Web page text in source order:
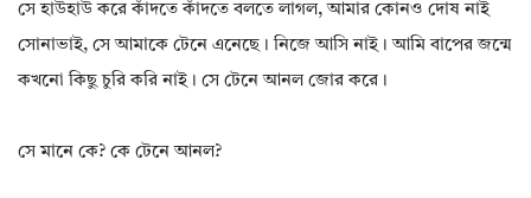
সে হাউহাউ করে কাঁদতে কাঁদতে বলতে লাগল, আমার কোনও দোষ নাই
সোনাভাই, সে আমাকে টেনে এনেছে। নিজে আসি নাই। আমি বাপের জন্মে
কখনো কিছু চুরি করি নাই। সে টেনে আনল জোর করে।
সে মানে কে? কে টেনে আনল?